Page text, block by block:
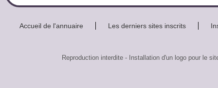
Accueil de l'annuaire Les derniers sites inscrits
Reproduction interdite - Installation d'un logo pour le